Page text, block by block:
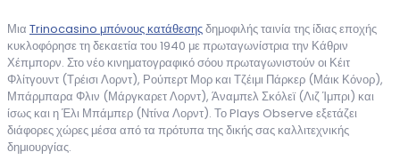
Μια Trinocasino μπόνους κατάθεσηςδημοφιλής ταινία της ίδιας εποχής
κυκλοφόρησε τη δεκαετία του 1940 με πρωταγωνίστρια την Κάθριν
Χέπμπορν. Στο νέο κινηματογραφικό σόου πρωταγωνιστούν οι Κέιτ
Φλίτγουντ (Τρέισι Λορντ), Ρούπερτ Μορ και Τζέιμι Πάρκερ (Μάικ Κόνορ),
Μπάρμπαρα Φλιν (Μάργκαρετ Λορντ), Άναμπελ Σκόλεϊ (Λιζ Ίμπρι) και
ίσως και η Έλι Μπάμπερ (Ντίνα Λορντ). Το Plays Observe εξετάζει
διάφορες χώρες μέσα από τα πρότυπα της δικής σας καλλιτεχνικής
δημιουργίας.